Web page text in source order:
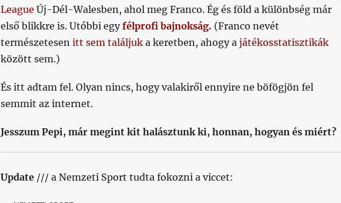
League Új-Dél-Walesben, ahol meg Franco. Ég és föld a különbség már
első blikkre is. Utóbbi egyfélprofi bajnokság. (Franco nevét
természetesen itt sem találjuka keretben, ahogy a játékosstatisztikák
között sem.)
És itt adtam fel. Olyan nincs, hogy valakiről ennyire ne böfögjön fel
semmit az internet.
Jesszum Pepi, már megint kit halásztunk ki, honnan, hogyan és miért?
Update/// a Nemzeti Sport tudta fokozni a viccet: